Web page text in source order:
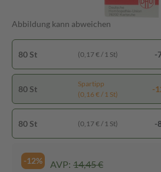
Abbildung kann abweichen
80 St (0,17 € / 1 St) -
80 St
Spartipp
(0,16 € / 1 St)
-
80 St (0,17 € / 1 St) -
-12% AVP: 14,45 €